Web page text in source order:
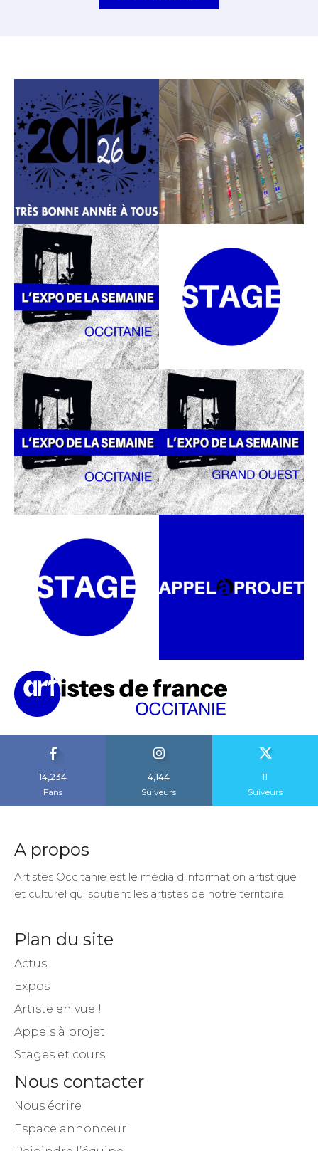
14,234
Fans
4,144
Suiveurs
11
Suiveurs
A propos
Artistes Occitanie est le média d’information artistique
et culturel qui soutient les artistes de notre territoire.
Plan du site
Actus
Expos
Artiste en vue !
Appels à projet
Stages et cours
Nous contacter
Nous écrire
Espace annonceur